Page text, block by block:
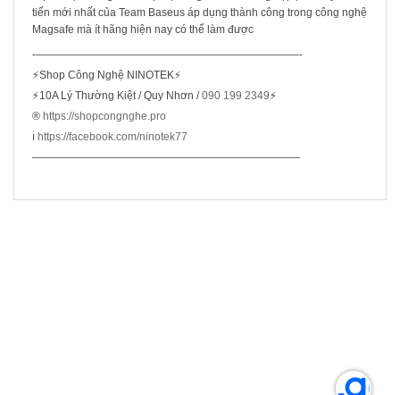
tiến mới nhất của Team Baseus áp dụng thành công trong công nghệ
Magsafe mà ít hãng hiện nay có thể làm được
-————————————————————————–-
⚡Shop Công Nghệ NINOTEK⚡
⚡10A Lý Thường Kiệt / Quy Nhơn /090 199 2349⚡
®️ https://shopcongnghe.pro
ℹ️ https://facebook.com/ninotek77
—————————————————————————